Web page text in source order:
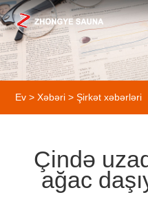
Ev > Xəbəri >Şirkət xəbərləri
Çində
ağac